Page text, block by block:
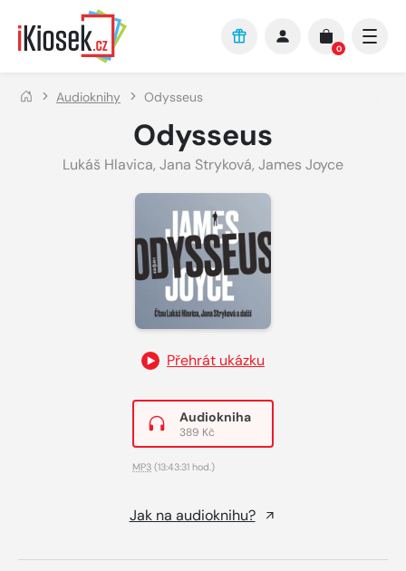
Přejít na hlavní obsah
0
Audioknihy Odysseus
Odysseus
Lukáš Hlavica, Jana Stryková, James Joyce
Přehrát ukázku
Audiokniha
389 Kč
MP3 (13:43:31 hod.)
Jak na audioknihu?